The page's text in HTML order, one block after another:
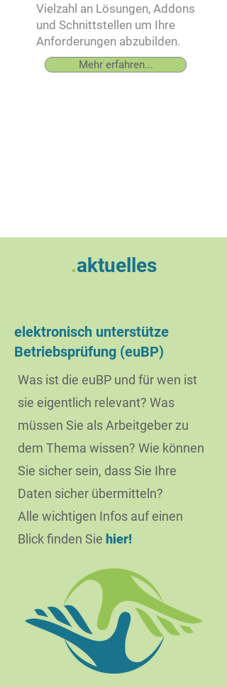
Vielzahl an Lösungen, Addons
und Schnittstellen um Ihre
Anforderungen abzubilden.
Mehr erfahren...
.aktuelles
elektronisch unterstütze
Betriebsprüfung (euBP)
Was ist die euBP und für wen ist
sie eigentlich relevant? Was
müssen Sie als Arbeitgeber zu
dem Thema wissen? Wie können
Sie sicher sein, dass Sie Ihre
Daten sicher übermitteln?
Alle wichtigen Infos auf einen
Blick finden Sie hier!